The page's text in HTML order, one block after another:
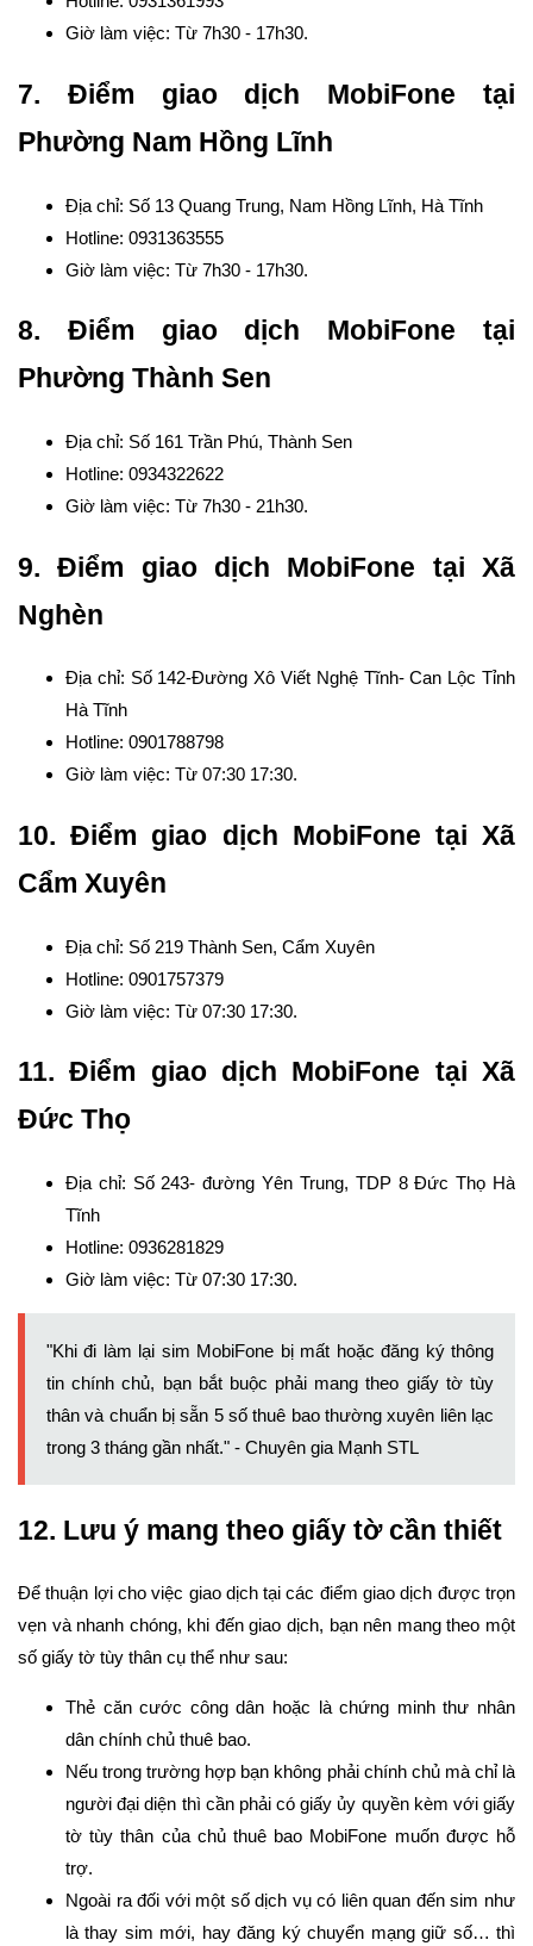
Giờ làm việc: Từ 7h30 - 17h30.
7. Điểm giao dịch MobiFone tại
Phường Nam Hồng Lĩnh
Địa chỉ: Số 13 Quang Trung, Nam Hồng Lĩnh, Hà Tĩnh
Hotline: 0931363555
Giờ làm việc: Từ 7h30 - 17h30.
8. Điểm giao dịch MobiFone tại
Phường Thành Sen
Địa chỉ: Số 161 Trần Phú, Thành Sen
Hotline: 0934322622
Giờ làm việc: Từ 7h30 - 21h30.
9. Điểm giao dịch MobiFone tại Xã
Nghèn
Địa chỉ: Số 142-Đường Xô Viết Nghệ Tĩnh- Can Lộc Tỉnh
Hà Tĩnh
Hotline: 0901788798
Giờ làm việc: Từ 07:30 17:30.
10. Điểm giao dịch MobiFone tại Xã
Cẩm Xuyên
Địa chỉ: Số 219 Thành Sen, Cẩm Xuyên
Hotline: 0901757379
Giờ làm việc: Từ 07:30 17:30.
11. Điểm giao dịch MobiFone tại Xã
Đức Thọ
Địa chỉ: Số 243- đường Yên Trung, TDP 8 Đức Thọ Hà
Tĩnh
Hotline: 0936281829
Giờ làm việc: Từ 07:30 17:30.
"Khi đi làm lại sim MobiFone bị mất hoặc đăng ký thông
tin chính chủ, bạn bắt buộc phải mang theo giấy tờ tùy
thân và chuẩn bị sẵn 5 số thuê bao thường xuyên liên lạc
trong 3 tháng gần nhất." - Chuyên gia Mạnh STL
12. Lưu ý mang theo giấy tờ cần thiết
Để thuận lợi cho việc giao dịch tại các điểm giao dịch được trọn
vẹn và nhanh chóng, khi đến giao dịch, bạn nên mang theo một
số giấy tờ tùy thân cụ thể như sau:
Thẻ căn cước công dân hoặc là chứng minh thư nhân
dân chính chủ thuê bao.
Nếu trong trường hợp bạn không phải chính chủ mà chỉ là
người đại diện thì cần phải có giấy ủy quyền kèm với giấy
tờ tùy thân của chủ thuê bao MobiFone muốn được hỗ
trợ.
Ngoài ra đối với một số dịch vụ có liên quan đến sim như
là thay sim mới, hay đăng ký chuyển mạng giữ số… thì